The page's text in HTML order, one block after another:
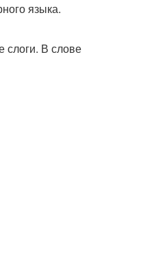
язы­ка.
сло­ги. В сло­ве